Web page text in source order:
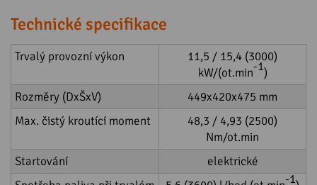
Technické specifikace
Trvalý provozní výkon
11,5 / 15,4 (3000)
kW/(ot.min-1)
Rozměry (DxŠxV)
449x420x475 mm
Max. čistý kroutící moment
48,3 / 4,93 (2500)
Nm/ot.min
Startování
elektrické
-1